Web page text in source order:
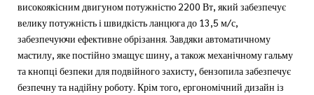
високоякісним двигуном потужністю 2200 Вт, який забезпечує
велику потужність і швидкість ланцюга до 13,5 м/с,
забезпечуючи ефективне обрізання. Завдяки автоматичному
мастилу, яке постійно змащує шину, а також механічному гальму
та кнопці безпеки для подвійного захисту, бензопила забезпечує
безпечну та надійну роботу. Крім того, ергономічний дизайн із